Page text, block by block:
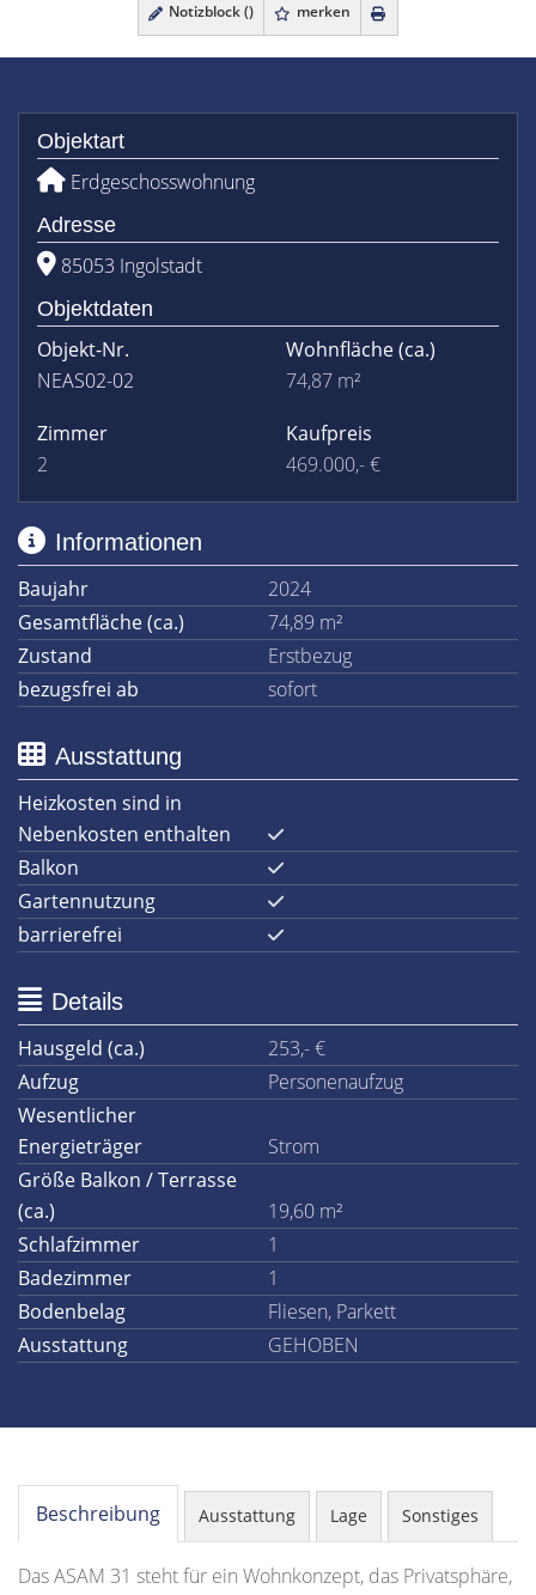
Notizblock () merken
Objektart
Erdgeschosswohnung
Adresse
85053 Ingolstadt
Objektdaten
Objekt-Nr.
NEAS02-02
Wohnfläche(ca.)
74,87 m²
Zimmer
2
Kaufpreis
469.000,- €
Informationen
Baujahr
2024
Gesamtfläche (ca.)
74,89 m²
Zustand
Erstbezug
bezugsfrei ab
sofort
Ausstattung
Heizkosten sind in
Nebenkosten enthalten
Balkon
Gartennutzung
barrierefrei
Details
Hausgeld (ca.)
253,- €
Aufzug
Personenaufzug
Wesentlicher
Energieträger
Strom
Größe Balkon / Terrasse
(ca.)
19,60 m²
Schlafzimmer
1
Badezimmer
1
Bodenbelag
Fliesen, Parkett
Ausstattung
GEHOBEN
Beschreibung Ausstattung Lage Sonstiges
Das ASAM 31 steht für ein Wohnkonzept, das Privatsphäre,